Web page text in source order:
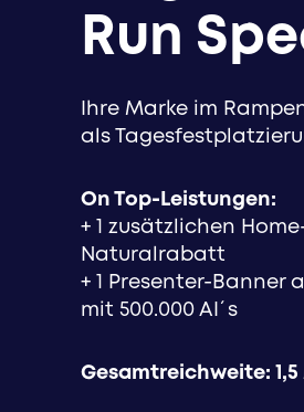
Run
Ihre Marke im
als
On Top-Leistungen:
+ 1 zusätzlichen
Naturalrabatt
+ 1 Presenter-Banner
mit 500.000 AI´s
Gesamtreichweite: 1,5